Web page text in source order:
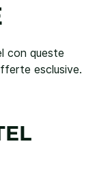
con queste
esclusive.